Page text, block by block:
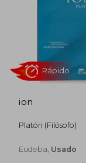
ion
Platón (Filósofo)
Eudeba, Usado